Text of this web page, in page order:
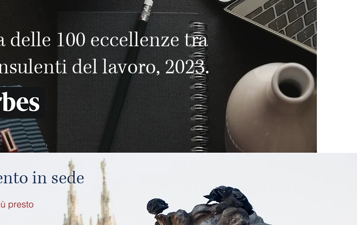
delle 100 eccellenze tra
del lavoro, 2023.
in sede
presto